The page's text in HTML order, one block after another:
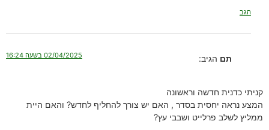
הגב
תם הגיב: 02/04/2025 בשעה 16:24
קניתי כדנית חדשה וראשונה
המצע נראה יחסית בסדר , האם יש צורך להחליף לחדש? והאם היית
ממליץ לשלב פרלייט ושבבי עץ?